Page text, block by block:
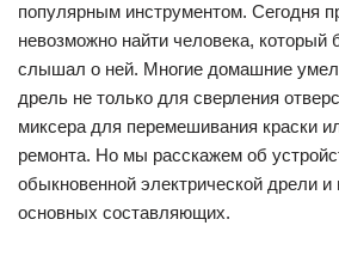
популярным инструментом. Сегодня
невозможно найти человека, который
слышал о ней. Многие домашние
дрель не только для сверления
миксера для перемешивания краски
ремонта. Но мы расскажем об
обыкновенной электрической дрели и
основных составляющих.